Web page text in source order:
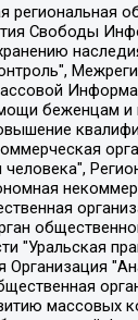
"Сутяжник", Автономная некоммерческая организация "Центр независимых социологических исследований", Союз общественных объединений "Российский исследовательский центр по правам человека", Региональное общественное учреждение научно-информационный центр "МЕМОРИАЛ", Некоммерческая организация "Фонд защиты гласности", Автономная некоммерческая организация "Институт прав человека", Городская общественная организация "Екатеринбургское общество "МЕМОРИАЛ", Городская общественная организация "Рязанское историко-просветительское и правозащитное общество "Мемориал" (Рязанский Мемориал), Челябинский региональный орган общественной самодеятельности – женское общественное объединение "Женщины Евразии", Челябинский региональный орган общественной самодеятельности "Уральская правозащитная группа", Фонд содействия защите здоровья и социальной справедливости имени Андрея Рылькова, Автономная Некоммерческая Организация "Аналитический Центр Юрия Левады",